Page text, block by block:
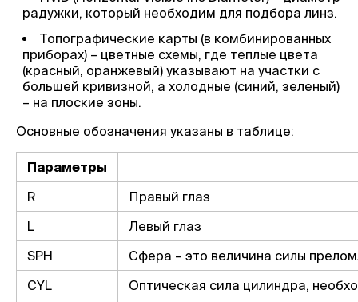
радужки, который необходим для подбора линз.
Топографические карты (в комбинированных
приборах) – цветные схемы, где теплые цвета
(красный, оранжевый) указывают на участки с
большей кривизной, а холодные (синий, зеленый)
– на плоские зоны.
Основные обозначения указаны в таблице:
Параметры
R Правый глаз
L Левый глаз
SPH Сфера – это величина силы
CYL Оптическая сила цилиндра,